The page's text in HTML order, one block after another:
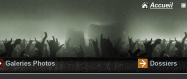
Accueil
Galeries Photos Dossiers